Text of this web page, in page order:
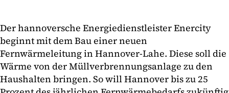
Der hannoversche Energiedienstleister Enercity
beginnt mit dem Bau einer neuen
Fernwärmeleitung in Hannover-Lahe. Diese soll die
Wärme von der Müllverbrennungsanlage zu den
Haushalten bringen. So will Hannover bis zu 25